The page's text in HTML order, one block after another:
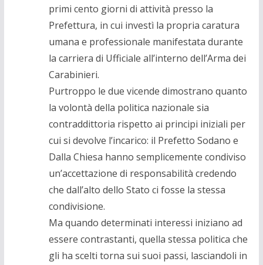
primi cento giorni di attività presso la
Prefettura, in cui investì la propria caratura
umana e professionale manifestata durante
la carriera di Ufficiale all’interno dell’Arma dei
Carabinieri.
Purtroppo le due vicende dimostrano quanto
la volontà della politica nazionale sia
contraddittoria rispetto ai principi iniziali per
cui si devolve l’incarico: il Prefetto Sodano e
Dalla Chiesa hanno semplicemente condiviso
un’accettazione di responsabilità credendo
che dall’alto dello Stato ci fosse la stessa
condivisione.
Ma quando determinati interessi iniziano ad
essere contrastanti, quella stessa politica che
gli ha scelti torna sui suoi passi, lasciandoli in